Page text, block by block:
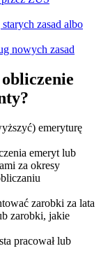
zasad albo
nowych zasad
emeryturę
emeryt lub
za okresy
zarobki za lata
zarobki, jakie
pracował lub